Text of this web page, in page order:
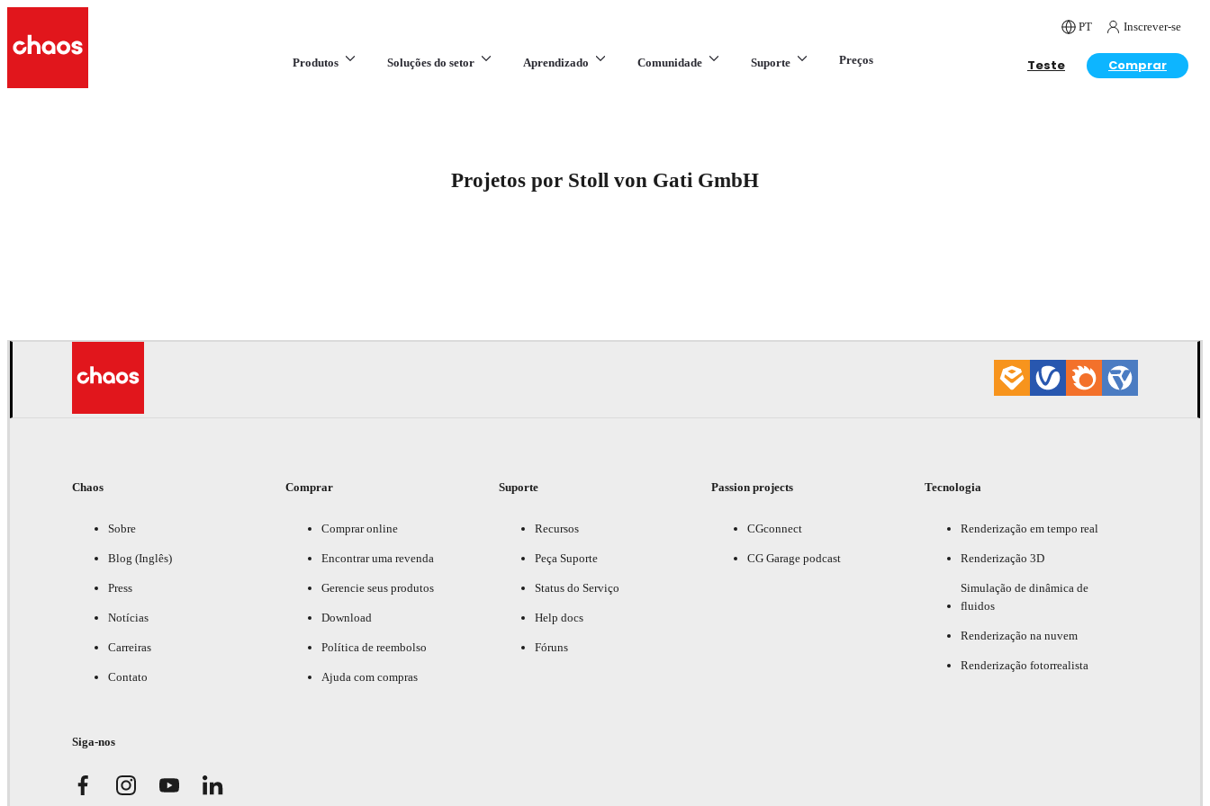
PT Inscrever-se
Produtos Soluções do setor Aprendizado Comunidade Suporte Preços Teste Comprar
Projetos por Stoll von Gati GmbH
Chaos
Sobre
Blog (Inglês)
Press
Notícias
Carreiras
Contato
Comprar
Comprar online
Encontrar uma revenda
Gerencie seus produtos
Download
Política de reembolso
Ajuda com compras
Suporte
Recursos
Peça Suporte
Status do Serviço
Help docs
Fóruns
Passion projects
CGconnect
CG Garage podcast
Tecnologia
Renderização em tempo real
Renderização 3D
Simulação de dinâmica de
fluidos
Renderização na nuvem
Renderização fotorrealista
Siga-nos